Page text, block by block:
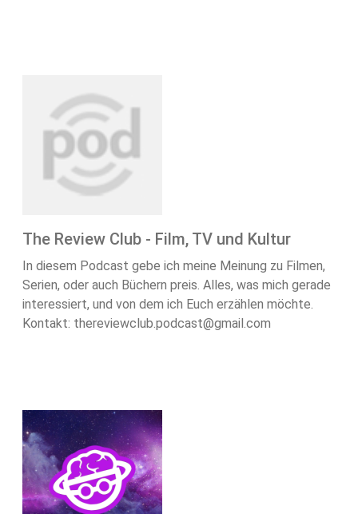
The Review Club - Film, TV und Kultur
In diesem Podcast gebe ich meine Meinung zu Filmen,
Serien, oder auch Büchern preis. Alles, was mich gerade
interessiert, und von dem ich Euch erzählen möchte.
Kontakt: thereviewclub.podcast@gmail.com